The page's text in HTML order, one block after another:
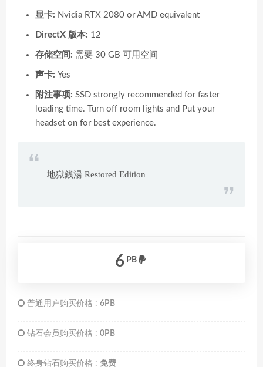
显卡: Nvidia RTX 2080 or AMD equivalent
DirectX 版本: 12
存储空间: 需要 30 GB 可用空间
声卡: Yes
附注事项: SSD strongly recommended for faster
loading time. Turn off room lights and Put your
headset on for best experience.
地獄銭湯 Restored Edition
6 PB
普通用户购买价格 : 6PB
钻石会员购买价格 : 0PB
终身钻石购买价格 : 免费